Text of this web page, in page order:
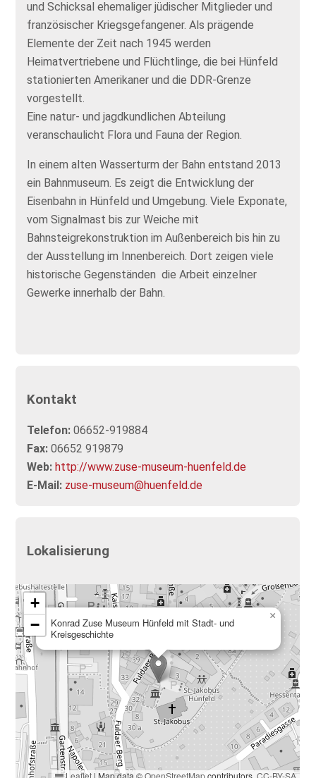
und Schicksal ehemaliger jüdischer Mitglieder und
französischer Kriegsgefangener. Als prägende
Elemente der Zeit nach 1945 werden
Heimatvertriebene und Flüchtlinge, die bei Hünfeld
stationierten Amerikaner und die DDR-Grenze
vorgestellt.
Eine natur- und jagdkundlichen Abteilung
veranschaulicht Flora und Fauna der Region.
In einem alten Wasserturm der Bahn entstand 2013
ein Bahnmuseum. Es zeigt die Entwicklung der
Eisenbahn in Hünfeld und Umgebung. Viele Exponate,
vom Signalmast bis zur Weiche mit
Bahnsteigrekonstruktion im Außenbereich bis hin zu
der Ausstellung im Innenbereich. Dort zeigen viele
historische Gegenständen die Arbeit einzelner
Gewerke innerhalb der Bahn.
Kontakt
Telefon: 06652-919884
Fax: 06652 919879
Web: http://www.zuse-museum-huenfeld.de
E-Mail: zuse-museum@huenfeld.de
Lokalisierung
Konrad Zuse Museum Hünfeld mit Stadt- und
Kreisgeschichte
×
+
−